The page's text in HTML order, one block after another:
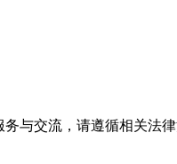
与交流，请遵循相关法